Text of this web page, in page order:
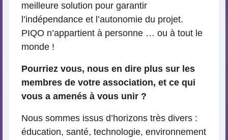
meilleure solution pour garantir
l’indépendance et l’autonomie du projet.
PIQO n’appartient à personne … ou à tout le
monde !
Pourriez vous, nous en dire plus sur les
membres de votre association, et ce qui
vous a amenés à vous unir ?
Nous sommes issus d’horizons très divers :
éducation, santé, technologie, environnement